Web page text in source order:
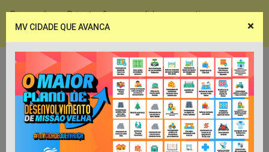
Coronavírus - Orientações e medidas preventivas
×
MV CIDADE QUE AVANCA